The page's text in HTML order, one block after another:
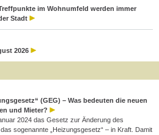
im Wohnumfeld werden immer
Stadt
2026
(GEG) – Was bedeuten die neuen
und Mieter?
2024 das Gesetz zur Änderung des
sogenannte „Heizungsgesetz“ – in Kraft. Damit